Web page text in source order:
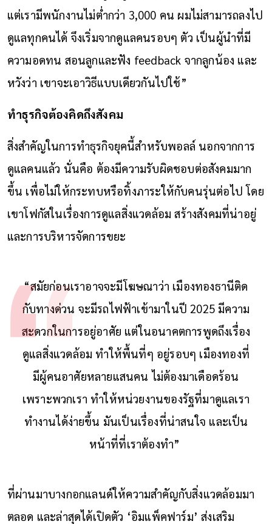
แต่เรามีพนักงานไม่ต่ำกว่า 3,000 คน ผมไม่สามารถลงไป
ดูแลทุกคนได้ จึงเริ่มจากดูแลคนรอบๆ ตัว เป็นผู้นำที่มี
ความอดทน สอนลูกและฟัง feedback จากลูกน้อง และ
หวังว่า เขาจะเอาวิธีแบบเดียวกันไปใช้”
ทำธุรกิจต้องคิดถึงสังคม
สิ่งสำคัญในการทำธุรกิจยุคนี้สำหรับพอลล์ นอกจากการ
ดูแลคนแล้ว นั่นคือ ต้องมีความรับผิดชอบต่อสังคมมาก
ขึ้น เพื่อไม่ให้กระทบหรือทิ้งภาระให้กับคนรุ่นต่อไป โดย
เขาโฟกัสในเรื่องการดูแลสิ่งแวดล้อม สร้างสังคมที่น่าอยู่
และการบริหารจัดการขยะ
“สมัยก่อนเราอาจจะมีโฆษณาว่า เมืองทองธานีติด
กับทางด่วน จะมีรถไฟฟ้าเข้ามาในปี 2025 มีความ
สะดวกในการอยู่อาศัย แต่ในอนาคตการพูดถึงเรื่อง
ดูแลสิ่งแวดล้อม ทำให้พื้นที่ๆ อยู่รอบๆ เมืองทองที่
มีผู้คนอาศัยหลายแสนคน ไม่ต้องมาเดือดร้อน
เพราะพวกเรา ทำให้หน่วยงานของรัฐที่มาดูแลเรา
ทำงานได้ง่ายขึ้น มันเป็นเรื่องที่น่าสนใจ และเป็น
หน้าที่ที่เราต้องทำ”
ที่ผ่านมาบางกอกแลนด์ให้ความสำคัญกับสิ่งแวดล้อมมา
ตลอด และล่าสุดได้เปิดตัว ‘อิมแพ็คฟาร์ม’ ส่งเสริม